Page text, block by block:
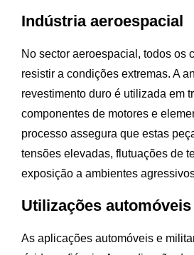
Indústria aeroespacial
No sector aeroespacial, todos os
resistir a condições extremas. A
revestimento duro é utilizada em
componentes de motores e
processo assegura que estas
tensões elevadas, flutuações de
exposição a ambientes
Utilizações
As aplicações automóveis e